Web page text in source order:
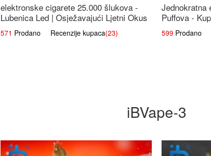
elektronske cigarete 25.000 šlukova -
Lubenica Led | Osježavajući Ljetni Okus
571 Prodano Recenzije kupaca(23)
Jednokratna
Puffova -
Voćna
599Prodano
iBVape-3